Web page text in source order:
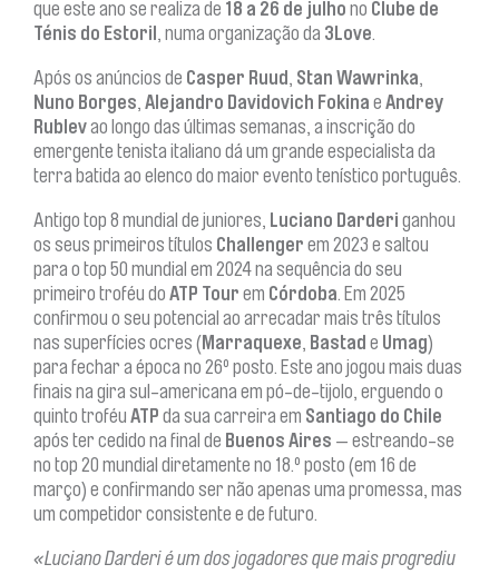
que este ano se realiza de 18 a 26 de julho no Clube de
Ténis do Estoril, numa organização da 3Love.
Após os anúncios de Casper Ruud, Stan Wawrinka,
Nuno Borges, Alejandro Davidovich Fokina e Andrey
Rublevao longo das últimas semanas, a inscrição do
emergente tenista italiano dá um grande especialista da
terra batida ao elenco do maior evento tenístico português.
Antigo top 8 mundial de juniores, Luciano Darderi ganhou
os seus primeiros títulos Challenger em 2023 e saltou
para o top 50 mundial em 2024 na sequência do seu
primeiro troféu do ATP Tour em Córdoba. Em 2025
confirmou o seu potencial ao arrecadar mais três títulos
nas superfícies ocres (Marraquexe, Bastad e Umag)
para fechar a época no 26º posto. Este ano jogou mais duas
finais na gira sul-americana em pó-de-tijolo, erguendo o
quinto troféu ATP da sua carreira em Santiago do Chile
após ter cedido na final de Buenos Aires — estreando-se
no top 20 mundial diretamente no 18.º posto (em 16 de
março) e confirmando ser não apenas uma promessa, mas
um competidor consistente e de futuro.
«Luciano Darderi é um dos jogadores que mais progrediu